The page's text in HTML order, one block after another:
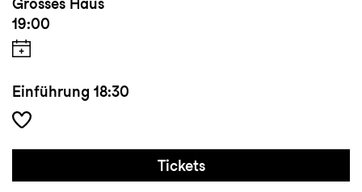
Grosses Haus
19:00
Einführung 18:30
Tickets